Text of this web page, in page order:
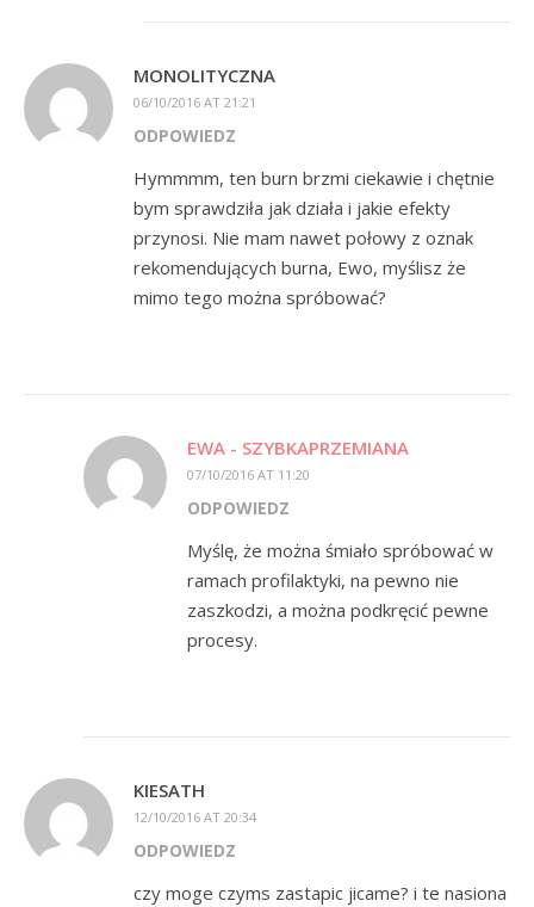
MONOLITYCZNA
06/10/2016 AT 21:21
ODPOWIEDZ
Hymmmm, ten burn brzmi ciekawie i chętnie
bym sprawdziła jak działa i jakie efekty
przynosi. Nie mam nawet połowy z oznak
rekomendujących burna, Ewo, myślisz że
mimo tego można spróbować?
EWA - SZYBKAPRZEMIANA
07/10/2016 AT 11:20
ODPOWIEDZ
Myślę, że można śmiało spróbować w
ramach profilaktyki, na pewno nie
zaszkodzi, a można podkręcić pewne
procesy.
KIESATH
12/10/2016 AT 20:34
ODPOWIEDZ
czy moge czyms zastapic jicame? i te nasiona